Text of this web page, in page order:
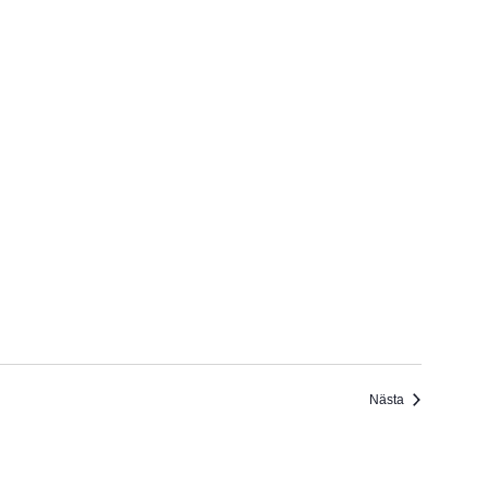
Nästa Evenemang